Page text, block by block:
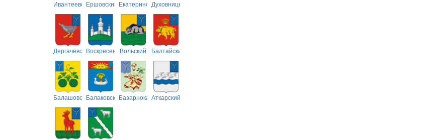
ИвантеевскийЕршовский ЕкатериновскийДуховницкий
ДергачёвскийВоскресенскийВольский Балтайский
БалашовскийБалаковскийБазарнокарабулакский
Аткарский